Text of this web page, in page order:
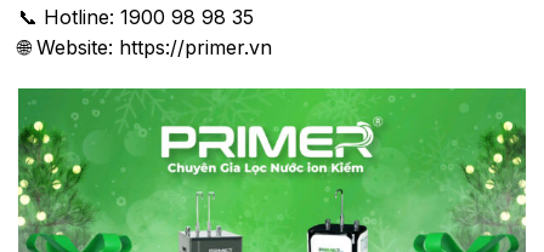
📞 Hotline: 1900 98 98 35
🌐 Website: https://primer.vn